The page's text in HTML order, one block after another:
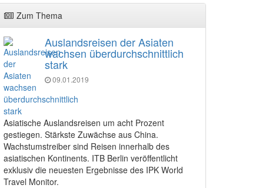
Zum Thema
Auslandsreisen der Asiaten
wachsen überdurchschnittlich
stark
09.01.2019
Asiatische Auslandsreisen um acht Prozent
gestiegen. Stärkste Zuwächse aus China.
Wachstumstreiber sind Reisen innerhalb des
asiatischen Kontinents. ITB Berlin veröffentlicht
exklusiv die neuesten Ergebnisse des IPK World
Travel Monitor.